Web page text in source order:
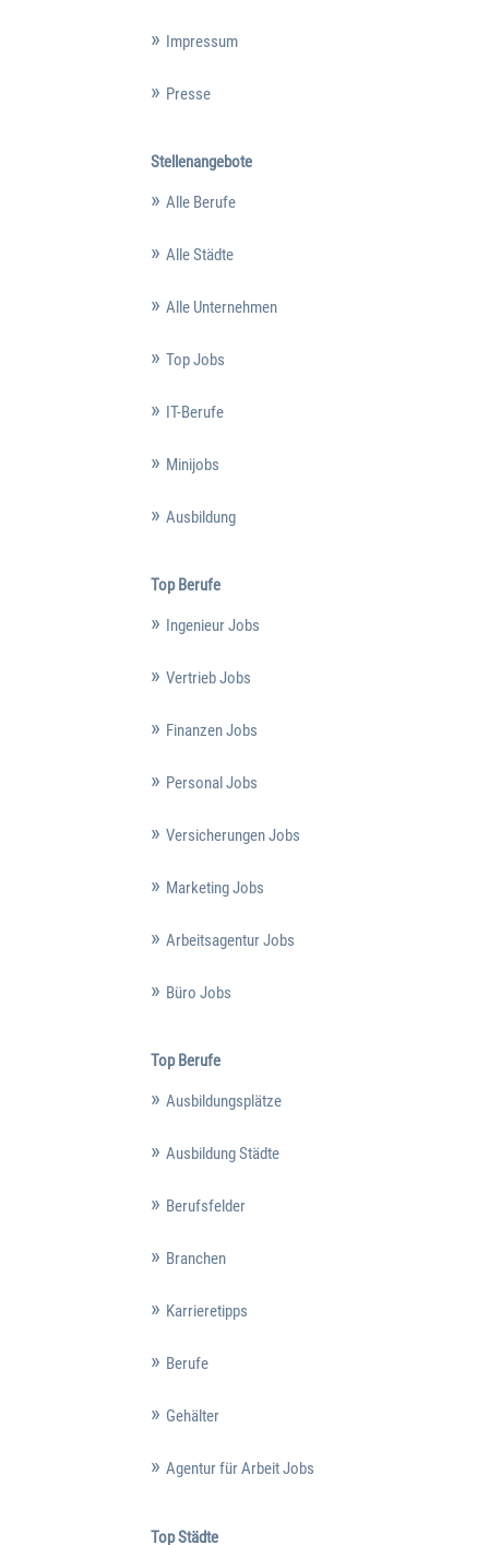
Impressum
Presse
Stellenangebote
Alle Berufe
Alle Städte
Alle Unternehmen
Top Jobs
IT-Berufe
Minijobs
Ausbildung
Top Berufe
Ingenieur Jobs
Vertrieb Jobs
Finanzen Jobs
Personal Jobs
Versicherungen Jobs
Marketing Jobs
Arbeitsagentur Jobs
Büro Jobs
Top Berufe
Ausbildungsplätze
Ausbildung Städte
Berufsfelder
Branchen
Karrieretipps
Berufe
Gehälter
Agentur für Arbeit Jobs
Top Städte